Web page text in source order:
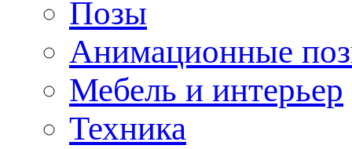
Позы
Анимационные
Мебель и интерьер
Техника